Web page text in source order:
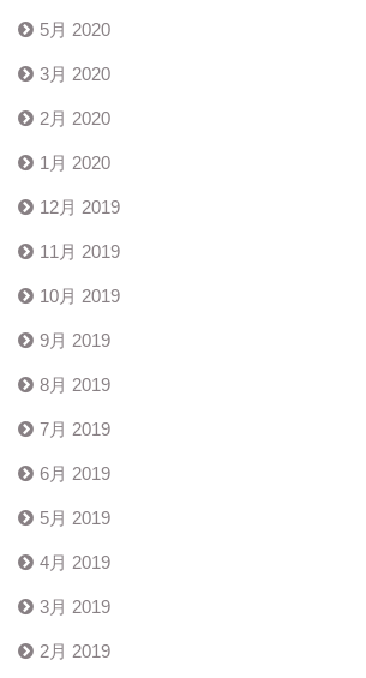
5月 2020
3月 2020
2月 2020
1月 2020
12月 2019
11月 2019
10月 2019
9月 2019
8月 2019
7月 2019
6月 2019
5月 2019
4月 2019
3月 2019
2月 2019